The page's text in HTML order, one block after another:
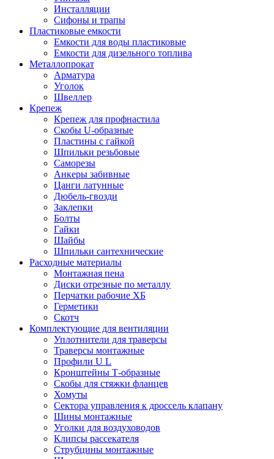
Инсталляции
Сифоны и трапы
Пластиковые емкости
Емкости для воды пластиковые
Емкости для дизельного топлива
Металлопрокат
Арматура
Уголок
Швеллер
Крепеж
Крепеж для профнастила
Скобы U-образные
Пластины с гайкой
Шпильки резьбовые
Саморезы
Анкеры забивные
Цанги латунные
Дюбель-гвозди
Заклепки
Болты
Гайки
Шайбы
Шпильки сантехнические
Расходные материалы
Монтажная пена
Диски отрезные по металлу
Перчатки рабочие ХБ
Герметики
Скотч
Комплектующие для вентиляции
Уплотнители для траверсы
Траверсы монтажные
Профили U L
Кронштейны Т-образные
Скобы для стяжки фланцев
Хомуты
Сектора управления к дроссель клапану
Шины монтажные
Уголки для воздуховодов
Клипсы рассекателя
Струбцины монтажные